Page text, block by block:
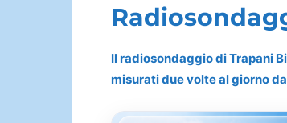
Il radiosondaggio di Trapani
misurati due volte al giorno